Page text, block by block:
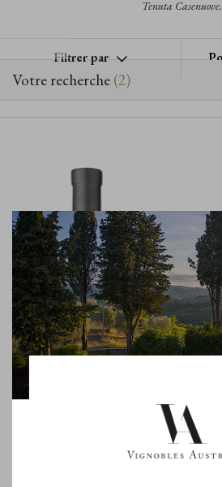
Tenuta Casenuove.
Filtrer par
Votre recherche